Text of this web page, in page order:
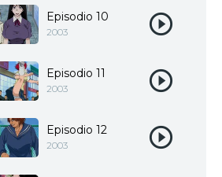
Episodio 10
2003
Episodio 11
2003
Episodio 12
2003